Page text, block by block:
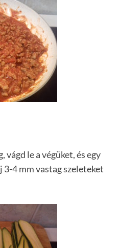
vágd le a végüket, és egy
3-4 mm vastag szeleteket